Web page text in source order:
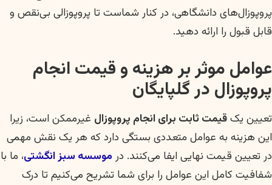
پروپوزال‌های دانشگاهی، در کنار شماست تا پروپوزالی بی‌نقص و
قابل قبول را ارائه دهید.
عوامل موثر بر هزینه و قیمت انجام
پروپوزال در گلپایگان
تعیین یکقیمت ثابت برای انجام پروپوزال غیرممکن است، زیرا
این هزینه به عوامل متعددی بستگی دارد که هر یک نقش مهمی
در تعیین قیمت نهایی ایفا می‌کنند. در موسسه سبز انگشتی، ما با
شفافیت کامل این عوامل را برای شما تشریح می‌کنیم تا درک